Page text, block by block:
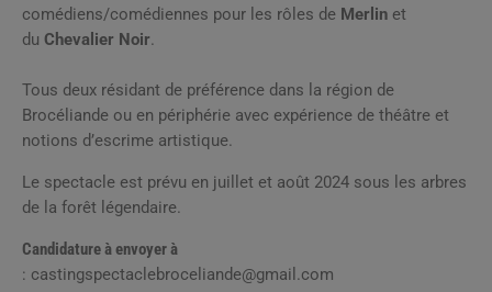
comédiens/comédiennes pour les rôles de Merlin et
du Chevalier Noir.
Tous deux résidant de préférence dans la région de
Brocéliande ou en périphérie avec expérience de théâtre et
notions d’escrime artistique.
Le spectacle est prévu en juillet et août 2024 sous les arbres
de la forêt légendaire.
Candidature à envoyer à
: castingspectaclebroceliande@gmail.com